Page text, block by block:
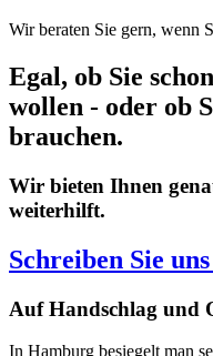
Wir beraten Sie gern, wenn
Egal, ob Sie
wollen - oder ob
brauchen.
Wir bieten Ihnen
weiterhilft.
Schreiben Sie
AufHandschlag und
In Hamburg besiegelt man